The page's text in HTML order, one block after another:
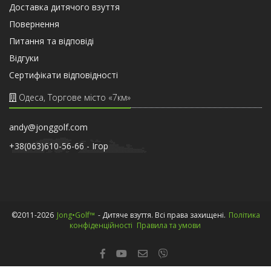
Доставка дитячого взуття
Повернення
Питання та відповіді
Відгуки
Сертифiкати вiдповiдностi
Одеса, Торгове місто «7км»
andy@jonggolf.com
+38(063)610-56-66 - Iгор
©2011-2026 Jong•Golf™ - Дитяче взуття. Всі права захищені. Політика
конфіденційності Правила та умови